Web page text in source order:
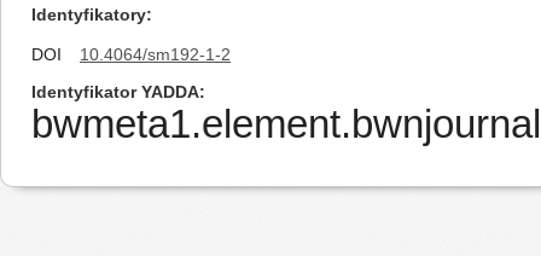
Identyfikatory
DOI
10.4064/sm192-1-2
Identyfikator YADDA